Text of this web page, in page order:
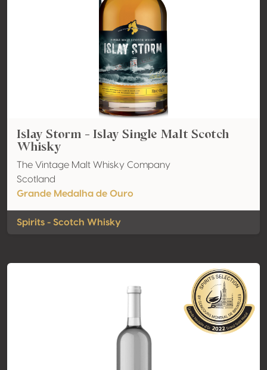
Islay Storm - Islay Single Malt Scotch
Whisky
The Vintage Malt Whisky Company
Scotland
Grande Medalha de Ouro
Spirits - Scotch Whisky